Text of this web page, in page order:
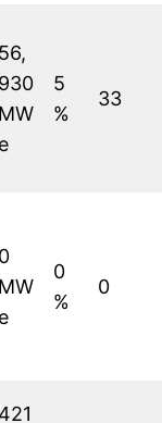
56,
930
MW
e
5
%
33
0
MW
e
0
%
0
421